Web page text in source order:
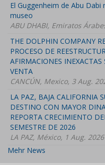
El Guggenheim de Abu
museo
ABU DHABI, Emiratos
THE DOLPHIN COMPANY
PROCESO DE
AFIRMACIONES
VENTA
CANCÚN, Mexico, 3 Aug.
LA PAZ, BAJA CALIFORNIA
DESTINO CON MAYOR
REPORTA CRECIMIENTO
SEMESTRE DE 2026
LA PAZ, México, 1 Aug.
Mehr News